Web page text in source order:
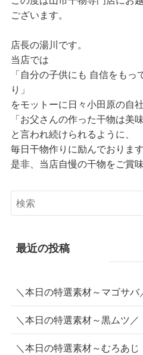
ございます。
店長の湯川です。
当店では
「自分の子供にも 自信をも
り」
をモットーに日々小田原の自
「お父さんの作った干物は美味
と言われ続けられるように、
毎日干物作りに励んでおります
是非、当店自慢の干物をご賞
最近の投稿
＼本日の特選素材～マゴサバ
＼本日の特選素材～黒ムツ／
＼本日の特選素材～むろあじ